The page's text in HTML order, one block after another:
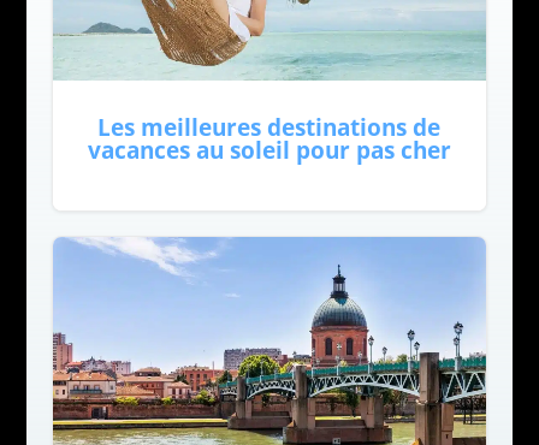
Les meilleures destinations de
vacances au soleil pour pas cher